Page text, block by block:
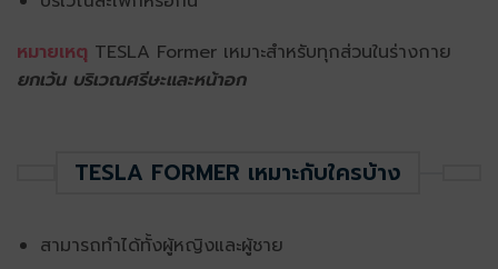
หมายเหตุ TESLA Former เหมาะสำหรับทุกส่วนในร่างกาย
ยกเว้นบริเวณศรีษะและหน้าอก
TESLA FORMER เหมาะกับใครบ้าง
สามารถทำได้ทั้งผู้หญิงและผู้ชาย